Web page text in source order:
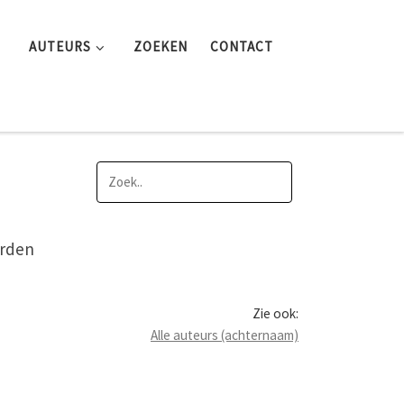
AUTEURS ZOEKEN CONTACT
Zie ook:
Alle auteurs (achternaam)